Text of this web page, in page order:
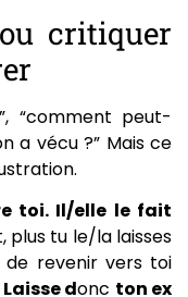
critiquer
“comment peut-
a vécu ?” Mais ce
toi. Il/elle le fait
plus tu le/la laisses
de revenir vers toi
Laisse donc ton ex